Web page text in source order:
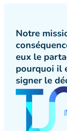
Notre
eux le
pourquoi il
signer le